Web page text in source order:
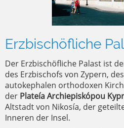
Erzbischöfliche
Der Erzbischöfliche Palast ist
des Erzbischofs von Zypern,
autokephalen orthodoxen
der Plateía Archiepiskópou
Altstadt von Nikosía, der
Inneren der Insel.